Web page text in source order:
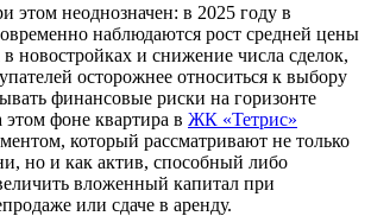
этом неоднозначен: в 2025 году в
наблюдаются рост средней цены
в новостройках и снижение числа сделок,
осторожнее относиться к выбору
финансовые риски на горизонте
этом фоне квартира в ЖК «Тетрис»
который рассматривают не только
но и как актив, способный либо
вложенный капитал при
или сдаче в аренду.